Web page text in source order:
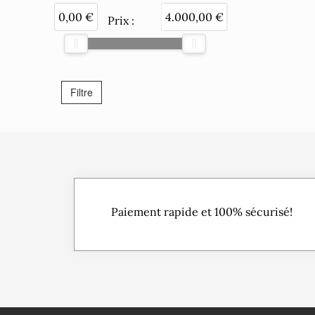
Prix :
0,00 € 4.000,00 €
Paiement rapide et 100% sécurisé!